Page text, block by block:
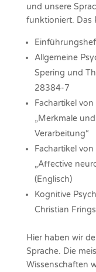
und unsere
funktioniert. Das
Allgemeine
Spering und
28384-7
Fachartikel
„Merkmale
Verarbeitung“
Fachartikel
„Affective
(Englisch)
Kognitive
Christian
Hier haben wir
Sprache. Die
Wissenschaften